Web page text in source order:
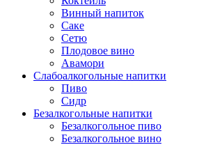
Винный напиток
Саке
Сетю
Плодовое вино
Авамори
Слабоалкогольные напитки
Пиво
Сидр
Безалкогольные напитки
Безалкогольное пиво
Безалкогольное вино